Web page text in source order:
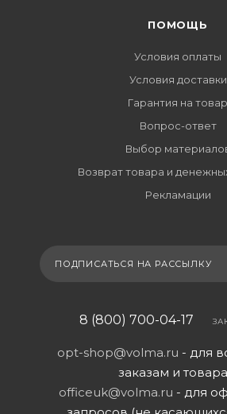
ПОМОЩЬ
Условия оплаты
Условия доставки
Гарантия на товар
Вопрос-ответ
Выбор
Возврат товара и
Рекламации
ПОДПИСАТЬСЯ НА РАССЫЛКУ
8 (800) 700-04-17
opt-shop@volma.ru - для
заказам и
officeuk@volma.ru - для